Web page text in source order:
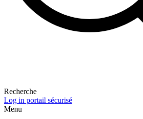
Recherche
Log in portail sécurisé
Menu